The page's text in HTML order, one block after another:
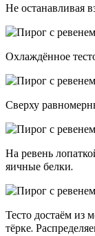
Не останавливая
Охлаждённое
Сверху
На ревень
яичные белки.
Тесто достаём из
тёрке.